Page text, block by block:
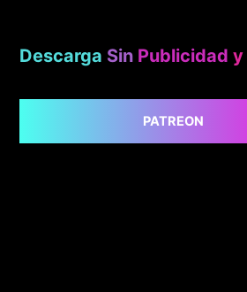
Descarga Sin Publicidad y
PATREON